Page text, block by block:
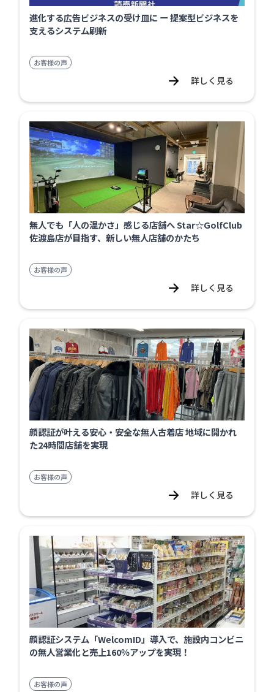
進化する広告ビジネスの受け皿に ー 提案型ビジネスを
支えるシステム刷新
お客様の声
詳しく見る
無人でも「人の温かさ」感じる店舗へ Star☆GolfClub
佐渡島店が目指す、新しい無人店舗のかたち
お客様の声
詳しく見る
顔認証が叶える安心・安全な無人古着店 地域に開かれ
た24時間店舗を実現
お客様の声
詳しく見る
顔認証システム「WelcomID」導入で、施設内コンビニ
の無人営業化と売上160％アップを実現！
お客様の声